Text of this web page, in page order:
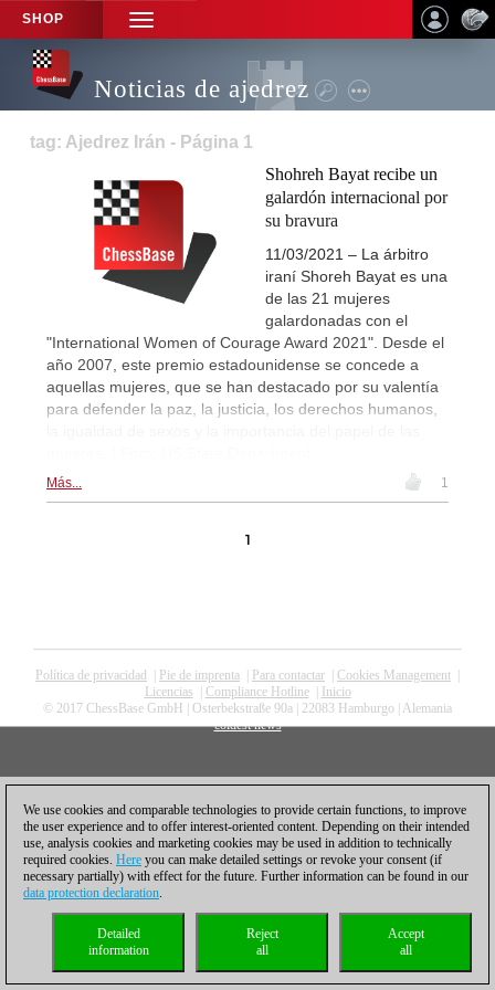
SHOP
TOGGLE
NAVIGATION
Noticias de ajedrez
tag: Ajedrez Irán - Página 1
Shohreh Bayat recibe un
galardón internacional por
su bravura
11/03/2021 – La árbitro
iraní Shoreh Bayat es una
de las 21 mujeres
galardonadas con el
"International Women of Courage Award 2021". Desde el
año 2007, este premio estadounidense se concede a
aquellas mujeres, que se han destacado por su valentía
para defender la paz, la justicia, los derechos humanos,
Más... 1
1
Política de privacidad Pie de imprenta Para contactar Cookies Management
Licencias
Compliance Hotline|
Inicio
© 2017 ChessBase GmbH | Osterbekstraße 90a | 22083 Hamburgo | Alemania
coldest news
We use cookies and comparable technologies to provide certain functions, to improve
the user experience and to offer interest-oriented content. Depending on their intended
use, analysis cookies and marketing cookies may be used in addition to technically
required cookies. Here you can make detailed settings or revoke your consent (if
necessary partially) with effect for the future. Further information can be found in our
data protection declaration.
Accept
all
Reject
all
Detailed
information